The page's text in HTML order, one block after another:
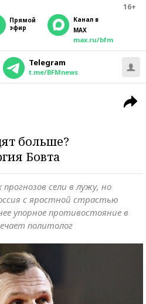
16+
прямой
эфир
Канал в
MAX
max.ru/bfm
Telegram
t.me/BFMnews
больше?
Бовта
сели в лужу, но
с яростной страстью
упорное противостояние в
политолог